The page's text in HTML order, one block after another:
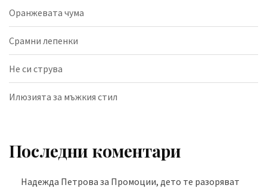
Оранжевата чума
Срамни лепенки
Не си струва
Илюзията за мъжкия стил
Последни коментари
Надежда Петрова за Промоции, дето те разоряват